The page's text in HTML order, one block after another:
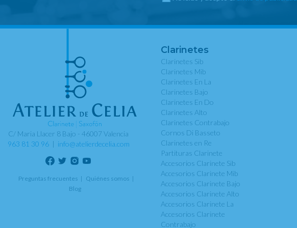
C/ Maria Llacer 8 Bajo - 46007 Valencia
963 81 30 96| info@atelierdecelia.com
Preguntas frecuentes
Quiénes somos
Blog
Clarinetes
Clarinetes Sib
Clarinetes Mib
Clarinetes En La
Clarinetes Bajo
Clarinetes En Do
Clarinetes Alto
Clarinetes Contrabajo
Cornos Di Basseto
Clarinetes en Re
Partituras Clarinete
Accesorios Clarinete Sib
Accesorios Clarinete Mib
Accesorios Clarinete Bajo
Accesorios Clarinete Alto
Accesorios Clarinete La
Accesorios Clarinete
Contrabajo